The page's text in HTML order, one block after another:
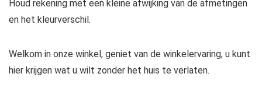
Houd rekening met een kleine afwijking van de afmetingen
en het kleurverschil.
Welkom in onze winkel, geniet van de winkelervaring, u kunt
hier krijgen wat u wilt zonder het huis te verlaten.